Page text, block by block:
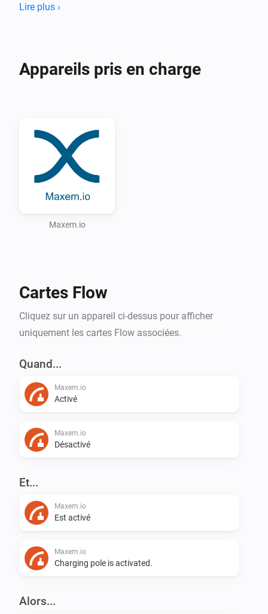
amps your car may charge.
(https://github.com/irritanterik/homey-tesla.com) you
can ask the location of your Tesla. If the car is parked
on you private parking spot you can release the
charging pole via the Maxem.io appliance.
Supported Languages:
Lire plus ›
Appareils pris en charge
Maxem.io
Cartes Flow
Cliquez sur un appareil ci-dessus pour afficher
uniquement les cartes Flow associées.
Quand...
Maxem.io
Activé
Maxem.io
Désactivé
Et...
Maxem.io
Est activé
Maxem.io
Charging pole is activated.
Alors...